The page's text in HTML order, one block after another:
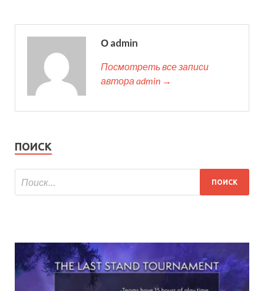
О admin
Посмотреть все записи
автора admin →
ПОИСК